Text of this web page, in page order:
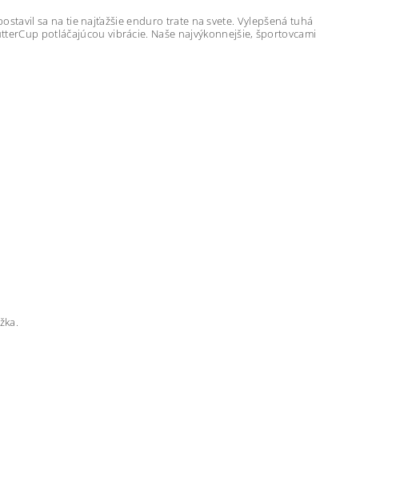
sa na tie najťažšie enduro trate na svete. Vylepšená tuhá
potláčajúcou vibrácie. Naše najvýkonnejšie, športovcami